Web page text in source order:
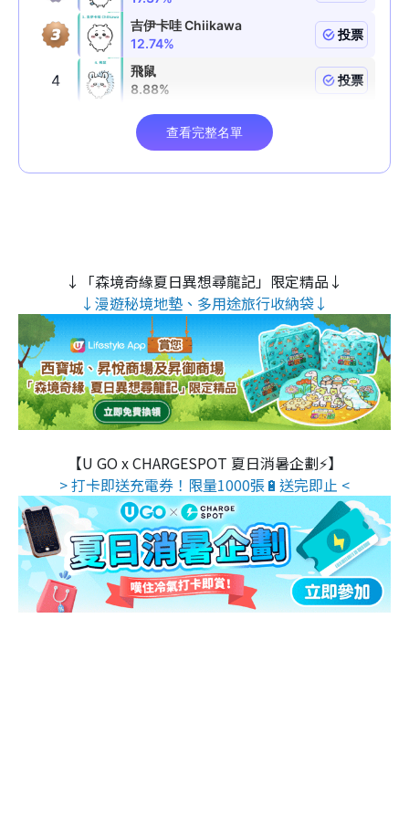
↓「森境奇緣夏日異想尋龍記」限定精品↓
↓漫遊秘境地墊、多用途旅行收納袋↓
【U GO x CHARGESPOT 夏日消暑企劃⚡】
> 打卡即送充電券！限量1000張🔋送完即止 <